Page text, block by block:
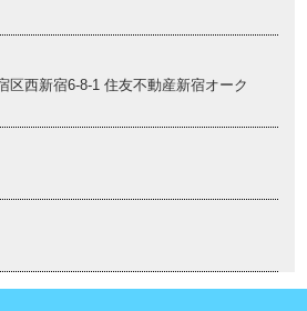
区西新宿6-8-1 住友不動産新宿オーク